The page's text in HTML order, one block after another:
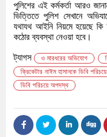
পুলিশের এই কর্মকর্তা আরও
ভিত্তিতে পুলিশ সেখানে
যথাযথ আইনি নিয়মে হয়েছে কি
কঠোর ব্যবস্থা নেওয়া হবে।
ট্যাগস ও মারধরের অভিযোগ
ক্রিকেটার নাঈম হাসানকে ডিবি
ডিবি পরিচয়ে অপদস্থ